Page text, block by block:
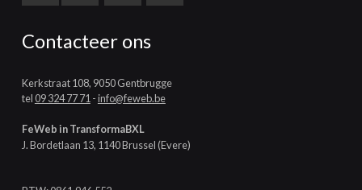
Contacteer ons
Kerkstraat 108, 9050 Gentbrugge
tel09 324 77 71 -info@feweb.be
FeWeb in TransformaBXL
J. Bordetlaan 13, 1140 Brussel (Evere)